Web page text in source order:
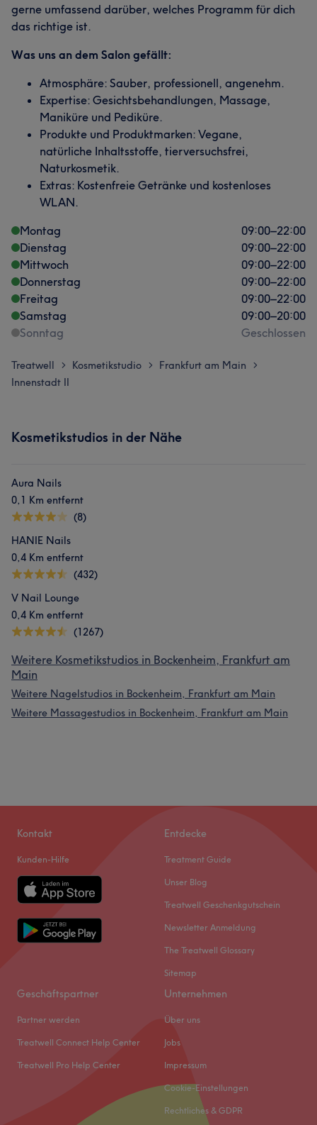
gerne umfassend darüber, welches Programm für dich
das richtige ist.
Was uns an dem Salon gefällt:
Atmosphäre: Sauber, professionell, angenehm.
Expertise: Gesichtsbehandlungen, Massage,
Maniküre und Pediküre.
Produkte und Produktmarken: Vegane,
natürliche Inhaltsstoffe, tierversuchsfrei,
Naturkosmetik.
Extras: Kostenfreie Getränke und kostenloses
WLAN.
Montag
09:00–22:00
Dienstag
09:00–22:00
Mittwoch
09:00–22:00
Donnerstag
09:00–22:00
Freitag
09:00–22:00
Samstag
09:00–20:00
Sonntag
Geschlossen
Treatwell > Kosmetikstudio > Frankfurt am Main >
Innenstadt II
Kosmetikstudios in der Nähe
Aura Nails
0,1 Km entfernt
(8)
HANIE Nails
0,4 Km entfernt
(432)
V Nail Lounge
0,4 Km entfernt
(1267)
Weitere Kosmetikstudios in Bockenheim, Frankfurt am
Main
Weitere Nagelstudios in Bockenheim, Frankfurt am Main
Weitere Massagestudios in Bockenheim, Frankfurt am Main
Kontakt
Kunden-Hilfe
Entdecke
Treatment Guide
Unser Blog
Treatwell Geschenkgutschein
Newsletter Anmeldung
The Treatwell Glossary
Sitemap
Geschäftspartner
Partner werden
Treatwell Connect Help Center
Treatwell Pro Help Center
Unternehmen
Über uns
Jobs
Impressum
Cookie-Einstellungen
Rechtliches & GDPR